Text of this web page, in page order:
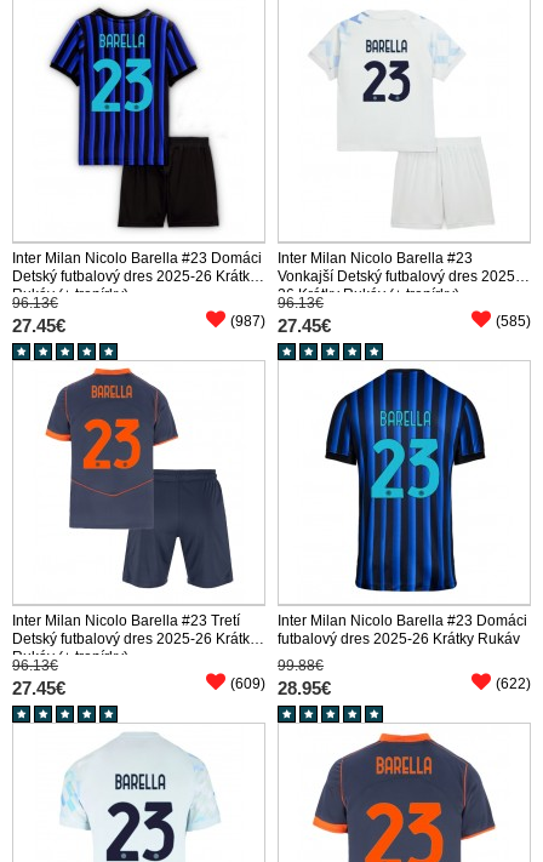
Inter Milan Nicolo Barella #23 Domáci
Detský futbalový dres 2025-26 Krátky
Rukáv (+ trenírky)
96.13€
27.45€ (987)
Inter Milan Nicolo Barella #23
Vonkajší Detský futbalový dres 2025-
26 Krátky Rukáv (+ trenírky)
96.13€
27.45€ (585)
Inter Milan Nicolo Barella #23 Tretí
Detský futbalový dres 2025-26 Krátky
Rukáv (+ trenírky)
96.13€
27.45€ (609)
Inter Milan Nicolo Barella #23 Domáci
futbalový dres 2025-26 Krátky Rukáv
99.88€
28.95€ (622)